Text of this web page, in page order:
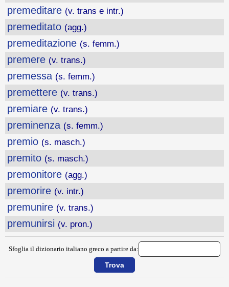
premeditare (v. trans e intr.)
premeditato (agg.)
premeditazione (s. femm.)
premere (v. trans.)
premessa (s. femm.)
premettere (v. trans.)
premiare (v. trans.)
preminenza (s. femm.)
premio (s. masch.)
premito (s. masch.)
premonitore (agg.)
premorire (v. intr.)
premunire (v. trans.)
premunirsi (v. pron.)
Sfoglia il dizionario italiano greco a partire da: